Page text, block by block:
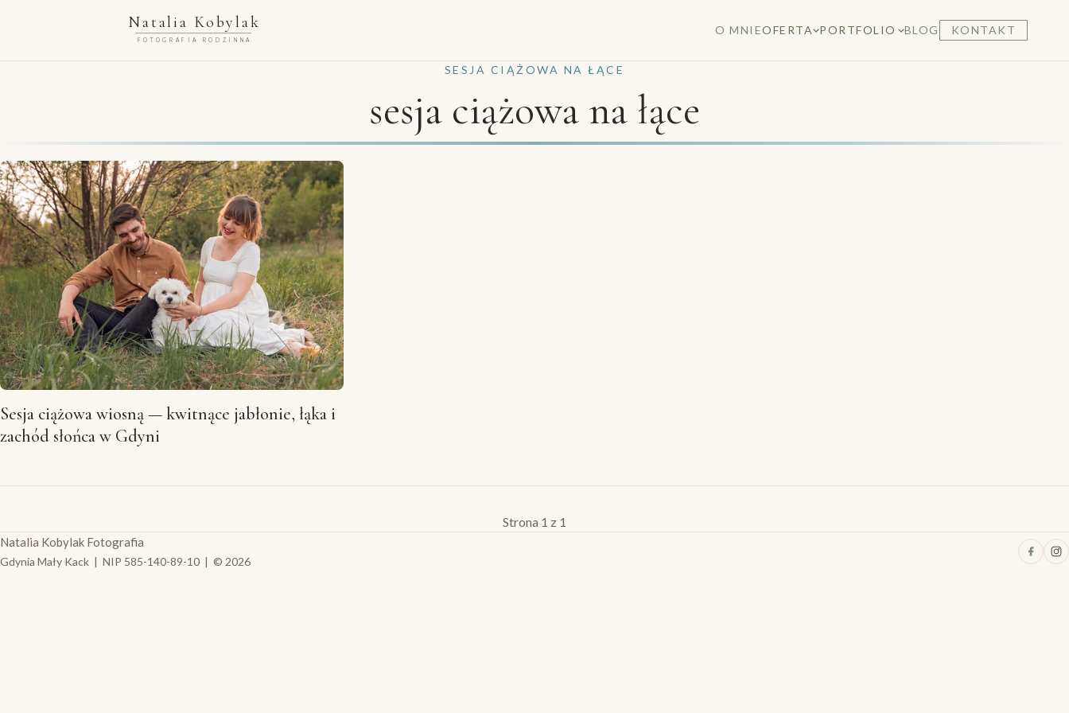
Natalia Kobylak
FOTOGRAFIA RODZINNA
O MNIEOFERTA PORTFOLIO BLOG KONTAKT
SESJA CIĄŻOWA NA ŁĄCE
sesja ciążowa na łące
Sesja ciążowa wiosną — kwitnące jabłonie, łąka i
zachód słońca w Gdyni
Strona 1 z 1
Natalia Kobylak Fotografia
Gdynia Mały Kack | NIP 585-140-89-10 | © 2026